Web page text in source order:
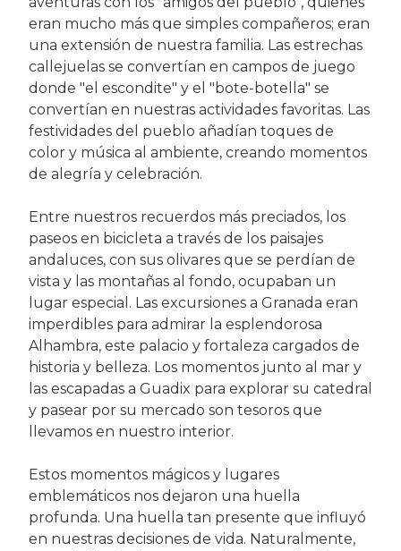
eran mucho más que simples compañeros; eran
una extensión de nuestra familia. Las estrechas
callejuelas se convertían en campos de juego
donde "el escondite" y el "bote-botella" se
convertían en nuestras actividades favoritas. Las
festividades del pueblo añadían toques de
color y música al ambiente, creando momentos
de alegría y celebración.
Entre nuestros recuerdos más preciados, los
paseos en bicicleta a través de los paisajes
andaluces, con sus olivares que se perdían de
vista y las montañas al fondo, ocupaban un
lugar especial. Las excursiones a Granada eran
imperdibles para admirar la esplendorosa
Alhambra, este palacio y fortaleza cargados de
historia y belleza. Los momentos junto al mar y
las escapadas a Guadix para explorar su catedral
y pasear por su mercado son tesoros que
llevamos en nuestro interior.
Estos momentos mágicos y lugares
emblemáticos nos dejaron una huella
profunda. Una huella tan presente que influyó
en nuestras decisiones de vida. Naturalmente,